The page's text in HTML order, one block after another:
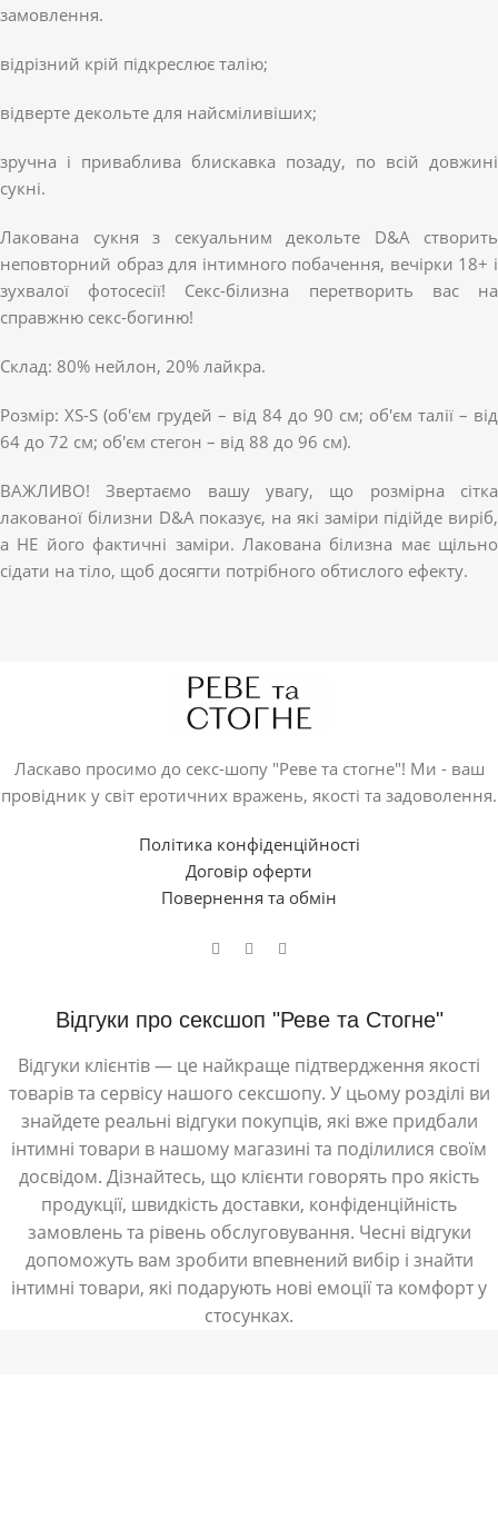
замовлення.
відрізний крій підкреслює талію;
відверте декольте для найсміливіших;
зручна і приваблива блискавка позаду, по всій довжині
сукні.
Лакована сукня з секуальним декольте D&A створить
неповторний образ для інтимного побачення, вечірки 18+ і
зухвалої фотосесії! Секс-білизна перетворить вас на
справжню секс-богиню!
Склад: 80% нейлон, 20% лайкра.
Розмір: XS-S (об'єм грудей – від 84 до 90 см; об'єм талії – від
64 до 72 см; об'єм стегон – від 88 до 96 см).
ВАЖЛИВО! Звертаємо вашу увагу, що розмірна сітка
лакованої білизни D&A показує, на які заміри підійде виріб,
а НЕ його фактичні заміри. Лакована білизна має щільно
сідати на тіло, щоб досягти потрібного обтислого ефекту.
Ласкаво просимо до секс-шопу "Реве та стогне"! Ми - ваш
провідник у світ еротичних вражень, якості та задоволення.
Політика конфіденційності
Договір оферти
Повернення та обмін
Відгуки про сексшоп "Реве та Стогне"
Відгуки клієнтів — це найкраще підтвердження якості
товарів та сервісу нашого сексшопу. У цьому розділі ви
знайдете реальні відгуки покупців, які вже придбали
інтимні товари в нашому магазині та поділилися своїм
досвідом. Дізнайтесь, що клієнти говорять про якість
продукції, швидкість доставки, конфіденційність
замовлень та рівень обслуговування. Чесні відгуки
допоможуть вам зробити впевнений вибір і знайти
інтимні товари, які подарують нові емоції та комфорт у
стосунках.